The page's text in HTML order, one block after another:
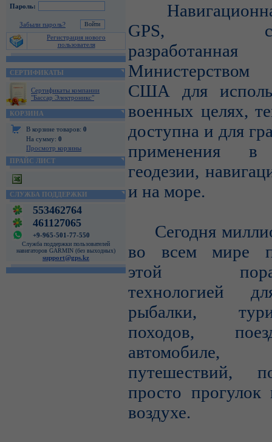
Пароль:
Забыли пароль?
Регистрация нового
пользователя
СЕРТИФИКАТЫ
Сертификаты компании
"Бассар Электроникс"
КОРЗИНА
В корзине товаров: 0
На сумму: 0
Просмотр корзины
ПРАЙС ЛИСТ
СЛУЖБА ПОДДЕРЖКИ
553462764
461127065
+9-965-501-77-550
Служба поддержки пользователей
навигаторов GARMIN (без выходных)
support@gps.kz
GPS,
разработанная
США для
военных целях,
доступна и для
применения в
геодезии,
и на море.
Сегодня
во всем мире
этой
технологией
рыбалки,
походов,
автомобиле,
путешествий,
просто
воздухе.